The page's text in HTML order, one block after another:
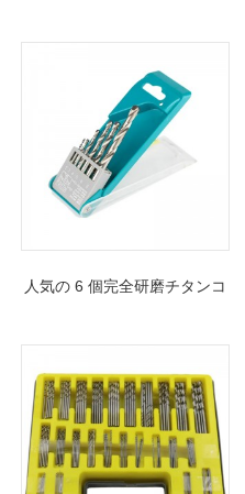
人気の 6 個完全研磨チタンコ
穴あけ用プラスチックボック
ス